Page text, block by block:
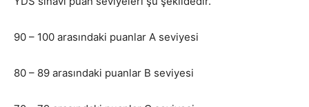
90 – 100 arasındaki puanlar A seviyesi
80 – 89 arasındaki puanlar B seviyesi